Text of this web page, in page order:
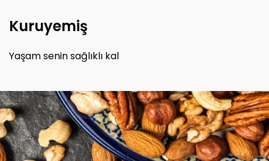
Kuruyemiş
Yaşam senin sağlıklı kal